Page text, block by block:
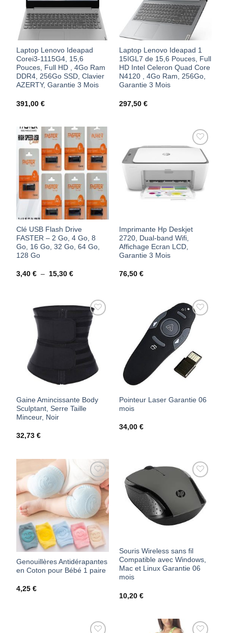
Laptop Lenovo Ideapad
Corei3-1115G4, 15,6
Pouces, Full HD , 4Go Ram
DDR4, 256Go SSD, Clavier
AZERTY, Garantie 3 Mois
391,00€
Laptop Lenovo Ideapad 1
15IGL7 de 15,6 Pouces, Full
HD Intel Celeron Quad Core
N4120 , 4Go Ram, 256Go,
Garantie 3 Mois
297,50 €
AJOUTER
À MES
FAVORIS
Clé USB Flash Drive
FASTER – 2 Go, 4 Go, 8
Go, 16 Go, 32 Go, 64 Go,
128 Go
3,40€ – 15,30€Plage
15,30 €
À MES
FAVORIS
Imprimante Hp Deskjet
2720, Dual-band Wifi,
Affichage Ecran LCD,
Garantie 3 Mois
76,50 €
AJOUTER
À MES
FAVORIS
Gaine Amincissante Body
Sculptant, Serre Taille
Minceur, Noir
32,73€
AJOUTER
À MES
FAVORIS
Pointeur Laser Garantie 06
mois
34,00 €
AJOUTER
FAVORIS
Genouillères Antidérapantes
en Coton pour Bébé 1 paire
4,25€
AJOUTER
À MES
Souris Wireless sans fil
Compatible avec Windows,
Mac et Linux Garantie 06
mois
10,20 €